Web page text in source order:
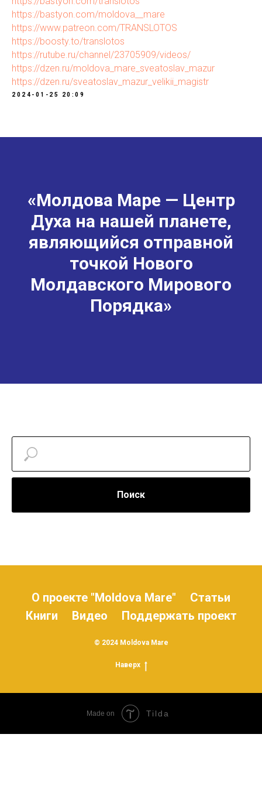
https://bastyon.com/moldova__mare
https://www.patreon.com/TRANSLOTOS
https://boosty.to/translotos
https://rutube.ru/channel/23705909/videos/
https://dzen.ru/moldova_mare_sveatoslav_mazur
https://dzen.ru/sveatoslav_mazur_velikii_magistr
2024-01-25 20:09
«Молдова Маре — Центр
Духа на нашей планете,
являющийся отправной
точкой Нового
Молдавского Мирового
Порядка»
Поиск
О проекте "Moldova Mare"
Статьи
Книги
Видео Поддержать проект
© 2024 Moldova Mare
Наверх
Made on Tilda